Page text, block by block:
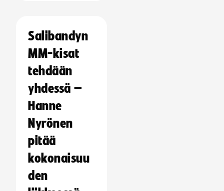
Salibandyn
MM-kisat
tehdään
yhdessä –
Hanne
Nyrönen
pitää
kokonaisuu
den